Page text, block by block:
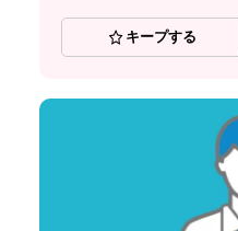
キープする